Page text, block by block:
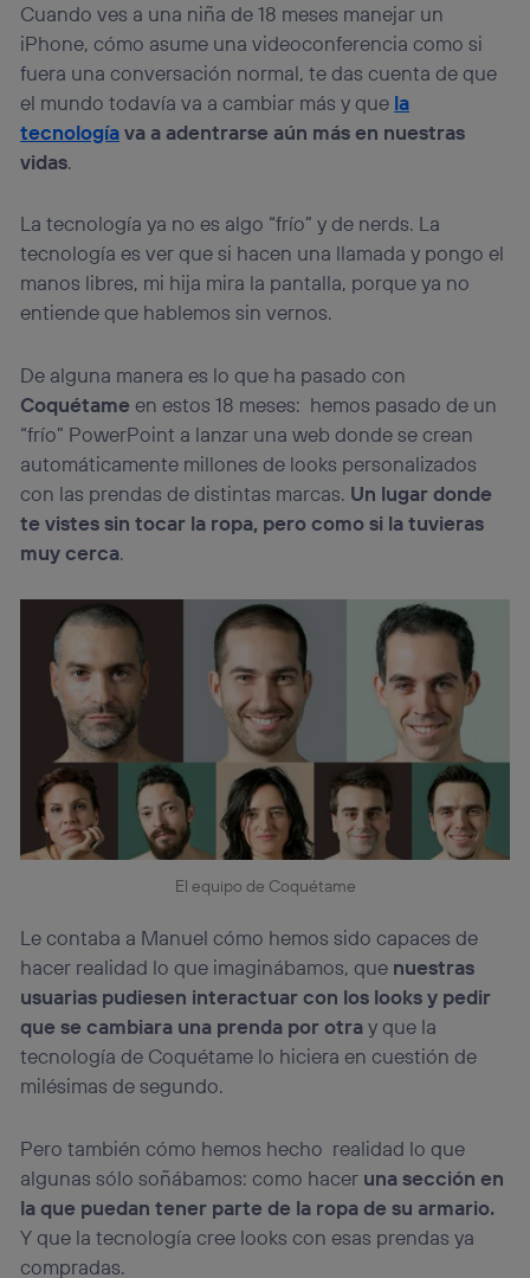
Cuando ves a una niña de 18 meses manejar un
iPhone, cómo asume una videoconferencia como si
fuera una conversación normal, te das cuenta de que
el mundo todavía va a cambiar más y que la
tecnologíava a adentrarse aún más en nuestras
vidas.
La tecnología ya no es algo “frío” y de nerds. La
tecnología es ver que si hacen una llamada y pongo el
manos libres, mi hija mira la pantalla, porque ya no
entiende que hablemos sin vernos.
De alguna manera es lo que ha pasado con
Coquétame en estos 18 meses: hemos pasado de un
“frío” PowerPoint a lanzar una web donde se crean
automáticamente millones de looks personalizados
con las prendas de distintas marcas. Un lugar donde
te vistes sin tocar la ropa, pero como si la tuvieras
muy cerca.
El equipo de Coquétame
Le contaba a Manuel cómo hemos sido capaces de
hacer realidad lo que imaginábamos, que nuestras
usuarias pudiesen interactuar con los looks y pedir
que se cambiara una prenda por otray que la
tecnología de Coquétame lo hiciera en cuestión de
milésimas de segundo.
Pero también cómo hemos hecho realidad lo que
algunas sólo soñábamos: como hacer una sección en
la que puedan tener parte de la ropa de su armario.
Y que la tecnología cree looks con esas prendas ya
compradas.
Puedes gestionar los consentimientos Utiq seleccionando
“Administrar Utiq” en la parte inferior de esta página web o
visitando el portal de privacidad de Utiq
(“consenthub”) . Para más información, consulta
la política de privacidad de Utiq.